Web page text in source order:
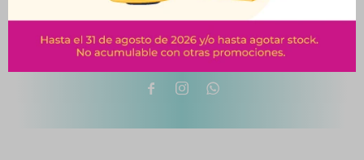
  